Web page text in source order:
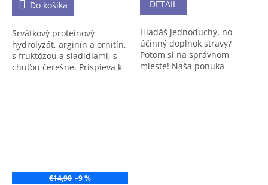
svoju dennú stravu o cenný
makroživin.
Do košíka
Srvátkový proteínový
hydrolyzát, arginín a ornitín,
s fruktózou a sladidlami, s
chuťou čerešne. Prispieva k
rastu svalovej hmoty a jej
DETAIL
Hľadáš jednoduchý, no
účinný doplnok stravy?
Potom si na správnom
mieste! Naša ponuka
proteínov sa rozšírila o nový
€14,90 –9 %